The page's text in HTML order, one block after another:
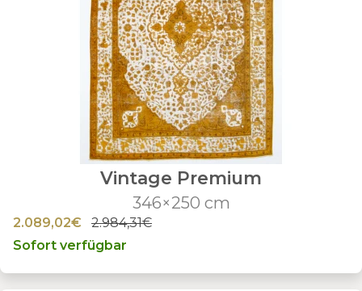
Vintage Premium
346×250 cm
2.089,02€
2.984,31€
Sofort verfügbar